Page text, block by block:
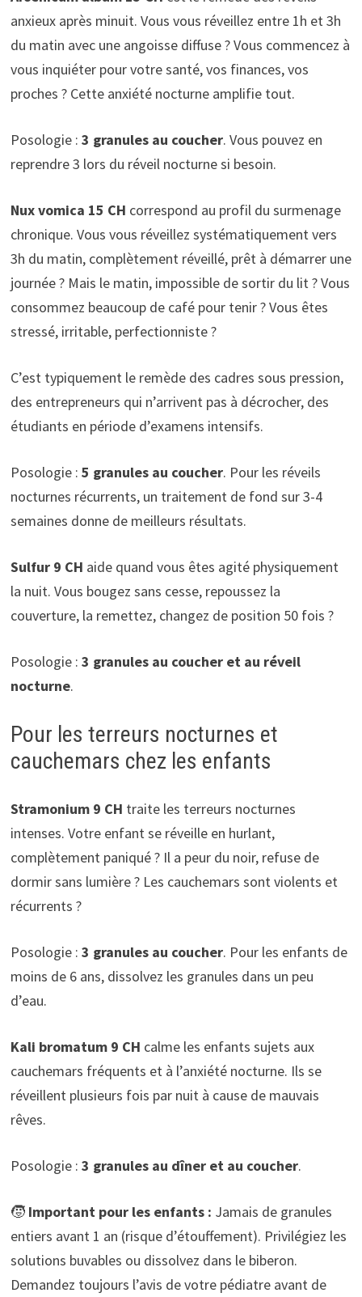
anxieux après minuit. Vous vous réveillez entre 1h et 3h
du matin avec une angoisse diffuse ? Vous commencez à
vous inquiéter pour votre santé, vos finances, vos
proches ? Cette anxiété nocturne amplifie tout.
Posologie : 3 granules au coucher. Vous pouvez en
reprendre 3 lors du réveil nocturne si besoin.
Nux vomica 15 CH correspond au profil du surmenage
chronique. Vous vous réveillez systématiquement vers
3h du matin, complètement réveillé, prêt à démarrer une
journée ? Mais le matin, impossible de sortir du lit ? Vous
consommez beaucoup de café pour tenir ? Vous êtes
stressé, irritable, perfectionniste ?
C’est typiquement le remède des cadres sous pression,
des entrepreneurs qui n’arrivent pas à décrocher, des
étudiants en période d’examens intensifs.
Posologie : 5 granules au coucher. Pour les réveils
nocturnes récurrents, un traitement de fond sur 3-4
semaines donne de meilleurs résultats.
Sulfur 9 CH aide quand vous êtes agité physiquement
la nuit. Vous bougez sans cesse, repoussez la
couverture, la remettez, changez de position 50 fois ?
Posologie : 3 granules au coucher et au réveil
nocturne.
Pour les terreurs nocturnes et
cauchemars chez les enfants
Stramonium 9 CH traite les terreurs nocturnes
intenses. Votre enfant se réveille en hurlant,
complètement paniqué ? Il a peur du noir, refuse de
dormir sans lumière ? Les cauchemars sont violents et
récurrents ?
Posologie : 3 granules au coucher. Pour les enfants de
moins de 6 ans, dissolvez les granules dans un peu
d’eau.
Kali bromatum 9 CH calme les enfants sujets aux
cauchemars fréquents et à l’anxiété nocturne. Ils se
réveillent plusieurs fois par nuit à cause de mauvais
rêves.
Posologie : 3 granules au dîner et au coucher.
🧒 Important pour les enfants : Jamais de granules
entiers avant 1 an (risque d’étouffement). Privilégiez les
solutions buvables ou dissolvez dans le biberon.
Demandez toujours l’avis de votre pédiatre avant de